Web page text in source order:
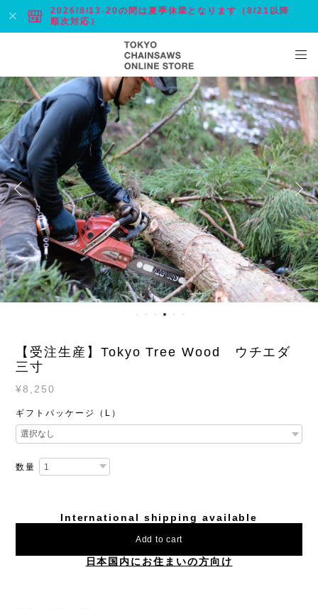
2026/8/13-20の間は夏季休業となります（8/21以降
順次対応）
【受注生産】Tokyo Tree Wood ウチエダ
三寸
¥8,250
ギフトパッケージ（L）
数量
International shipping available
Add to cart
日本国内にお住まいの方向け